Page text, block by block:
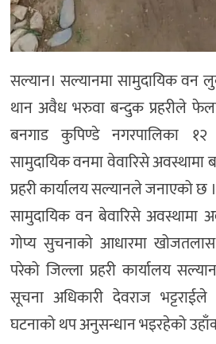
सल्यान। सल्यानमा सामुदायिक वन
थान अवैध भरुवा बन्दुक प्रहरीले
बनगाड कुपिण्डे नगरपालिका
सामुदायिक वनमा वेवारिसे
प्रहरी कार्यालय सल्यानले जनाएको छ ।
सामुदायिक वन बेवारिसे
गोप्य सुचनाको आधारमा
परेको जिल्ला प्रहरी कार्यालय
सूचना अधिकारी देवराज
घटनाको थप अनुसन्धान भइरहेको